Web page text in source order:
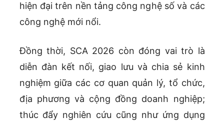
hiện đại trên nền tảng công nghệ số và các
công nghệ mới nổi.
Đồng thời, SCA 2026 còn đóng vai trò là
diễn đàn kết nối, giao lưu và chia sẻ kinh
nghiệm giữa các cơ quan quản lý, tổ chức,
địa phương và cộng đồng doanh nghiệp;
thúc đẩy nghiên cứu cũng như ứng dụng